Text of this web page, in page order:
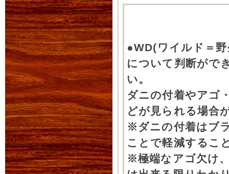
●WD(ワイルド＝
について判断がで
い。
ダニの付着やアゴ
どが見られる場合
※ダニの付着はブ
ことで軽減するこ
※極端なアゴ欠け